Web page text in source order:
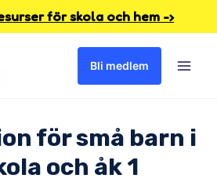
för skola och hem -›
Bli medlem
för små barn i
och åk 1